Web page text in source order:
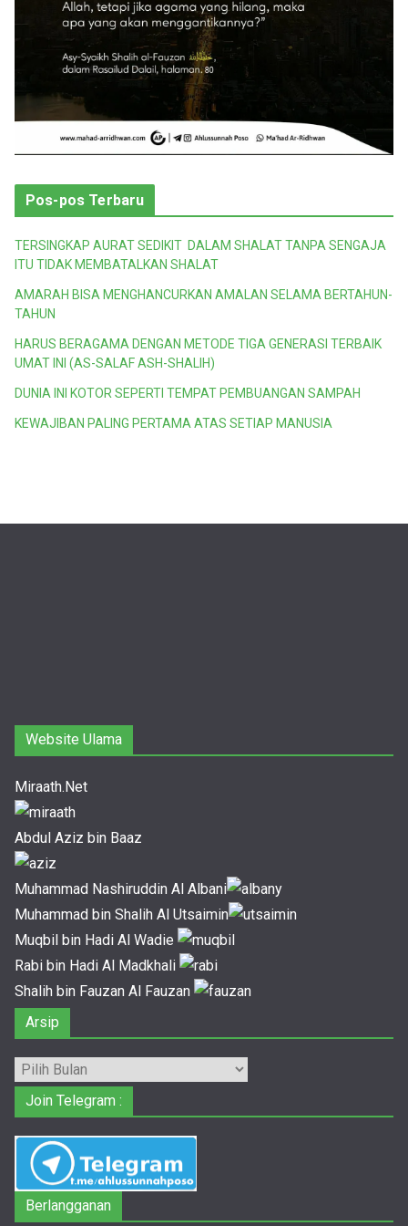
Pos-pos Terbaru
TERSINGKAP AURAT SEDIKIT DALAM SHALAT TANPA SENGAJA
ITU TIDAK MEMBATALKAN SHALAT
AMARAH BISA MENGHANCURKAN AMALAN SELAMA BERTAHUN-
TAHUN
HARUS BERAGAMA DENGAN METODE TIGA GENERASI TERBAIK
UMAT INI (AS-SALAF ASH-SHALIH)
DUNIA INI KOTOR SEPERTI TEMPAT PEMBUANGAN SAMPAH
KEWAJIBAN PALING PERTAMA ATAS SETIAP MANUSIA
Website Ulama
Miraath.Net
Abdul Aziz bin Baaz
Muhammad Nashiruddin Al Albani
Muhammad bin Shalih Al Utsaimin
Muqbil bin Hadi Al Wadie
Rabi bin Hadi Al Madkhali
Shalih bin Fauzan Al Fauzan
Arsip
Arsip
Join Telegram :
Berlangganan